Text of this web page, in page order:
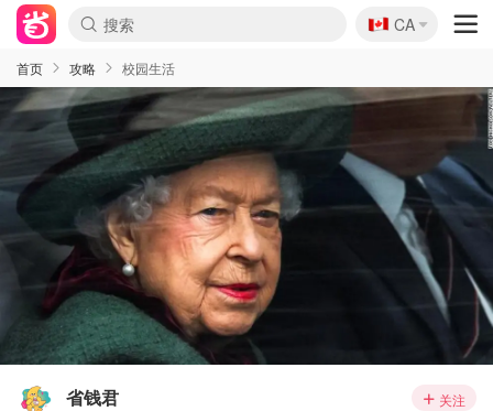
🇨🇦
CA
首页 攻略 校园生活
省钱君 关注